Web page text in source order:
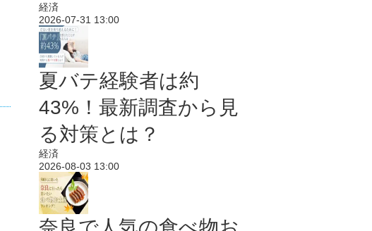
経済
2026-07-31 13:00
夏バテ経験者は約
43%！最新調査から見
る対策とは？
経済
2026-08-03 13:00